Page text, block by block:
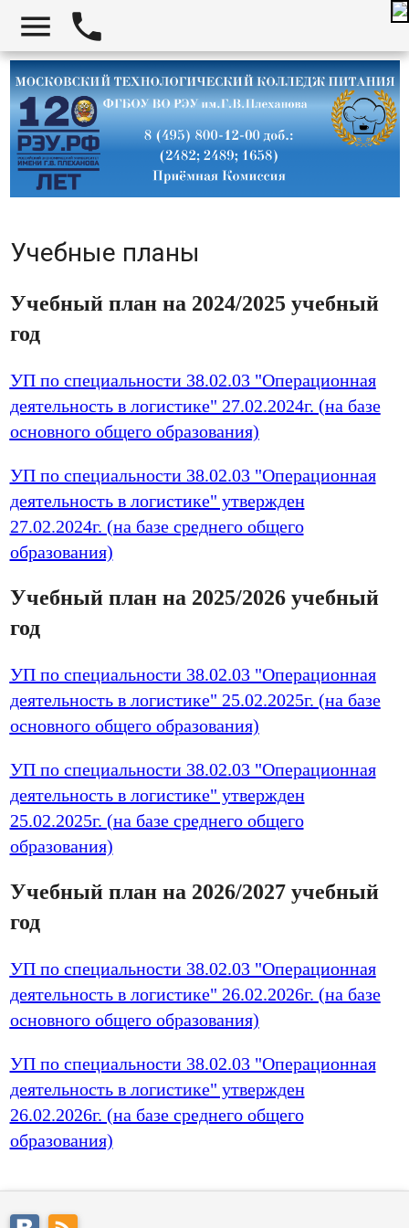
 
Учебные планы
Учебный план на 2024/2025 учебный
год
УП по специальности 38.02.03 "Операционная
деятельность в логистике" 27.02.2024г. (на базе
основного общего образования)
УП по специальности 38.02.03 "Операционная
деятельность в логистике" утвержден
27.02.2024г. (на базе среднего общего
образования)
Учебный план на 2025/2026 учебный
год
УП по специальности 38.02.03 "Операционная
деятельность в логистике" 25.02.2025г. (на базе
основного общего образования)
УП по специальности 38.02.03 "Операционная
деятельность в логистике" утвержден
25.02.2025г. (на базе среднего общего
образования)
Учебный план на 2026/2027 учебный
год
УП по специальности 38.02.03 "Операционная
деятельность в логистике" 26.02.2026г. (на базе
основного общего образования)
УП по специальности 38.02.03 "Операционная
деятельность в логистике" утвержден
26.02.2026г. (на базе среднего общего
образования)